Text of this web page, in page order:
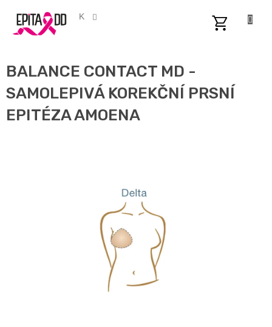
obsah
CZK
BALANCE CONTACT MD -
SAMOLEPIVÁ KOREKČNÍ PRSNÍ
EPITÉZA AMOENA